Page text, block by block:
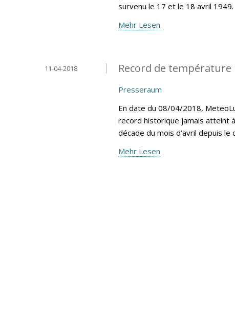
survenu le 17 et le 18 avril 1949.
Mehr Lesen
Record de température
11-04-2018
Presseraum
En date du 08/04/2018,
record historique jamais atteint
décade du mois d’avril depuis
Mehr Lesen